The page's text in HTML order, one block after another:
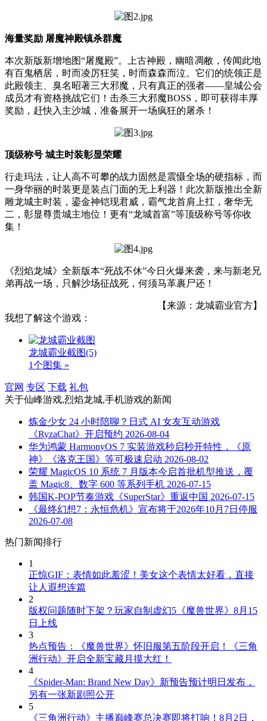
海量奖励 屠魔神殿镇杀群魔
本次新版新增地图“屠魔殿”。上古神殿，幽暗凋敝，传闻此地
有百鬼栖居，时而凌厉狂笑，时而森森而泣。它们的统领正是
此殿领主、臭名昭著三大邪魔，只有真正的强者——皇城公会
成员才有资格挑战它们！击杀三大邪魔BOSS，即可获得丰厚
奖励，赶快入主沙城，准备展开一场疯狂的屠杀！
顶级称号 城主时装彰显荣耀
行走玛法，让人高不可攀的战力固然是震慑全场的硬指标，而
一身华丽的时装更是装点门面的无上利器！此次新版推出全新
雕龙城主时装，鎏金神铠现君威，霸气龙首肩上扛，奢华无
二，彰显尊贵城主地位！更有“龙城首富”等顶级称号等你收
集！
《烈焰龙城》全新版本“死战不休”今日火爆来袭，来与新老兄
弟再战一场，只解沙场征战死，何须马革裹尸还！
【来源：龙城霸业官方】
我想了解这个游戏：
龙城霸业截图(5)
1个图集 »
官网 专区 下载 礼包
关于仙峰游戏,烈焰龙城,手机游戏的新闻
炼金少女 24 小时陪聊？日式 AI 女友互动游戏
《RyzaChat》开启预约 2026-08-04
华为鸿蒙 HarmonyOS 7 实装游戏秒启秒开特性，《原
神》《洛克王国》等可极速启动 2026-08-02
荣耀 MagicOS 10 系统 7 月版本今启首批机型推送，覆
盖 Magic8、数字 600 等系列手机 2026-07-15
韩国K-POP节奏游戏《SuperStar》重返中国 2026-07-15
《最终幻想7：永恒危机》宣布将于2026年10月7日停服
2026-07-08
热门新闻排行
1
正惊GIF：表情如此羞涩！美女这个表情太好看，直接
让人遐想连篇
2
版权问题随时下架？玩家自制虚幻5《魔兽世界》8月15
日上线
3
热点预告：《魔兽世界》怀旧服第五阶段开启！《三角
洲行动》开启全新宝藏月摸大红！
4
《Spider-Man: Brand New Day》新预告预计明日发布，
另有一张新剧照公开
5
《三角洲行动》主播巅峰赛总决赛即将打响！8月2日，